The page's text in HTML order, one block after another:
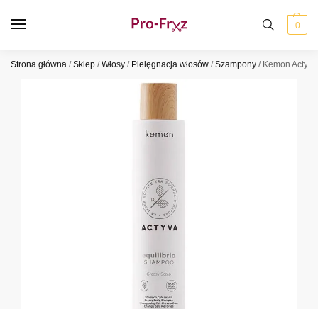
0
Strona główna /Sklep /Włosy / Pielęgnacja włosów /Szampony / Kemon